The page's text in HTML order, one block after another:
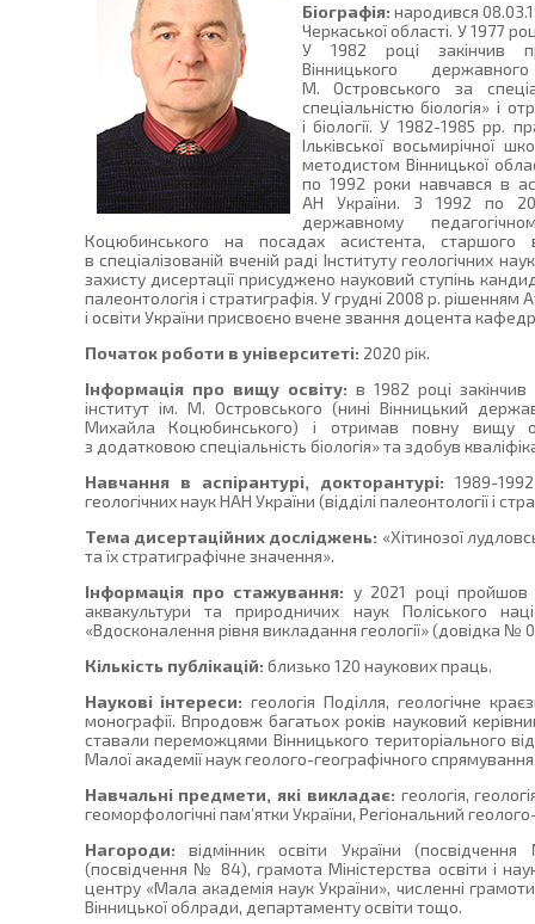
Біографія: народився
Черкаської області. У 1977
У 1982 році закінчив
Вінницького
М. Островського за
спеціальністю біологія» і
і біології. У 1982-1985 рр.
Ільківської
методистом Вінницької
по 1992 роки навчався в
АН України. З 1992 по
державному
Коцюбинського на посадах асистента,
в спеціалізованій вченій раді Інституту геологічних
захисту дисертації присуджено науковий ступінь
палеонтологія і стратиграфія. У грудні 2008 р. рішенням
і освіти України присвоєно вчене звання доцента
Початок роботи в університеті: 2020 рік.
Інформація про вищу освіту: в 1982 році
інститут ім. М. Островського (нині Вінницький
Михайла Коцюбинського) і отримав повну вищу
з додатковою спеціальність біологія» та здобув
Навчання в аспірантурі, докторантурі:1989-
геологічних наук НАН України (відділі палеонтології і
Тема дисертаційних досліджень: «Хітинозої
та їх стратиграфічне значення».
Інформація про стажування: у 2021 році пройшов
аквакультури та природничих наук Поліського
«Вдосконалення рівня викладання геології» (довідка №
Кількість публікацій: близько 120 наукових праць.
Наукові інтереси:геологія Поділля, геологічне
монографії. Впродовж багатьох років науковий
ставали переможцями Вінницького територіального
Малої академії наук геолого-географічного
Навчальні предмети, які викладає: геологія,
геоморфологічні пам’ятки України, Регіональний
Нагороди: відмінник освіти України
(посвідчення № 84), грамота Міністерства освіти і
центру «Мала академія наук України», численні грамоти
Вінницької облради, департаменту освіти тощо.